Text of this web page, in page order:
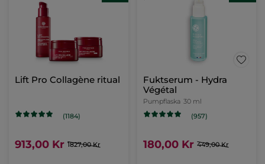
Lift Pro Collagène ritual
(1184)
913,00 Kr 1827,00 Kr
Fuktserum - Hydra
Végétal
Pumpflaska 30 ml
(957)
180,00 Kr 449,00 Kr